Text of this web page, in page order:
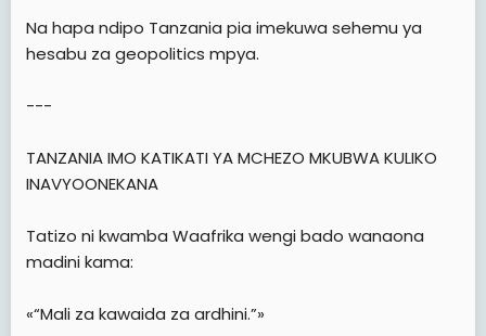
Na hapa ndipo Tanzania pia imekuwa sehemu ya
hesabu za geopolitics mpya.
---
TANZANIA IMO KATIKATI YA MCHEZO MKUBWA KULIKO
INAVYOONEKANA
Tatizo ni kwamba Waafrika wengi bado wanaona
madini kama:
«“Mali za kawaida za ardhini.”»